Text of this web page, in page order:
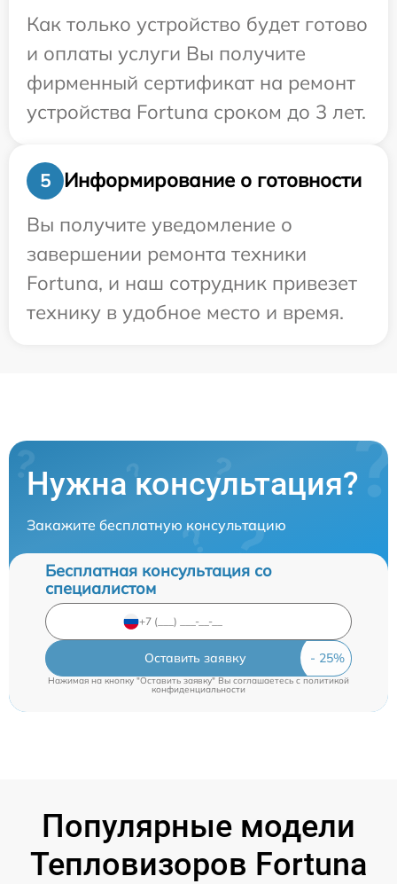
Как только устройство будет готово
и оплаты услуги Вы получите
фирменный сертификат на ремонт
устройства Fortuna сроком до 3 лет.
5
Информирование о готовности
Вы получите уведомление о
завершении ремонта техники
Fortuna, и наш сотрудник привезет
технику в удобное место и время.
Нужна консультация?
Закажите бесплатную консультацию
Бесплатная консультация со
специалистом
Оставить заявку
Нажимая на кнопку "Оставить заявку" Вы соглашаетесь cполитикой
конфиденциальности
Популярные модели
Тепловизоров Fortuna